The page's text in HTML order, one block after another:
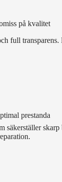
på kvalitet
full
prestanda
säkerställer